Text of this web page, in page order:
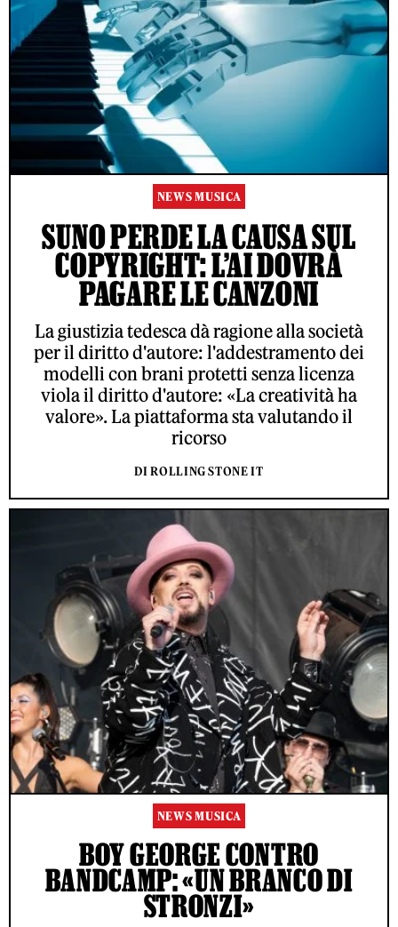
NEWS MUSICA
SUNO PERDE LA CAUSA SUL
COPYRIGHT: L’AI DOVRÀ
PAGARE LE CANZONI
La giustizia tedesca dà ragione alla società
per il diritto d'autore: l'addestramento dei
modelli con brani protetti senza licenza
viola il diritto d'autore: «La creatività ha
valore». La piattaforma sta valutando il
ricorso
DI ROLLING STONE IT
NEWS MUSICA
BOY GEORGE CONTRO
BANDCAMP: «UN BRANCO DI
STRONZI»